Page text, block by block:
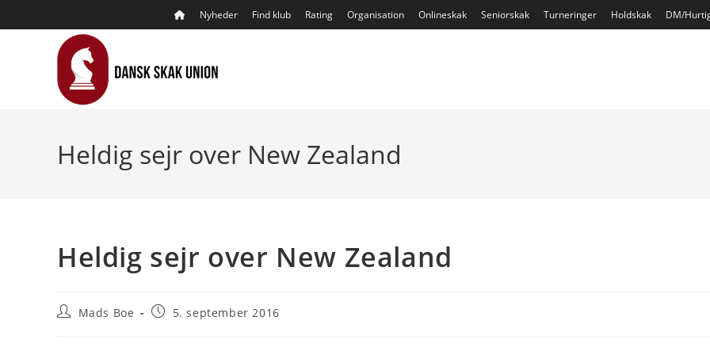
to
Nyheder Find klub Rating Organisation Onlineskak Seniorskak Turneringer Holdskak DM/
Heldig sejr over New Zealand
Heldig sejr over New Zealand
PostMads Boe
Post5. september 2016